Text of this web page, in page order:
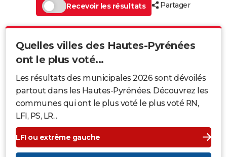
Recevoir les résultats
Partager
Quelles villes des Hautes-Pyrénées
ont le plus voté...
Les résultats des municipales 2026 sont dévoilés
partout dans les Hautes-Pyrénées. Découvrez les
communes qui ont le plus voté le plus voté RN,
LFI, PS, LR...
LFI ou extrême gauche